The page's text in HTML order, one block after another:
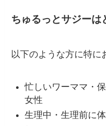
ちゅるっとサジーは
以下のような方に特に
忙しいワーママ・
女性
生理中・生理前に